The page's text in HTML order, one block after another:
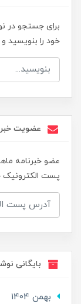
برای جستجو در
خود را بنویسید
عضویت
عضو خبرنامه
پست الکترونیک
بایگانی
بهمن 1404